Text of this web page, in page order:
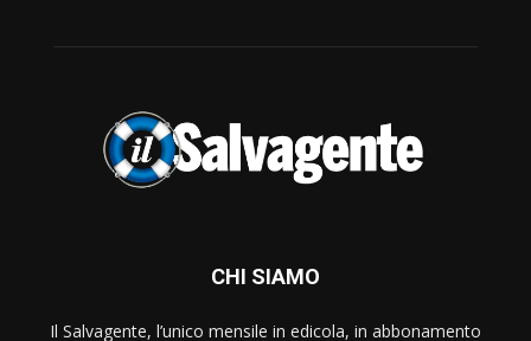
CHI SIAMO
Il Salvagente, l’unico mensile in edicola, in abbonamento